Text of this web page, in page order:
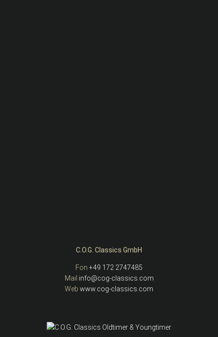
C.O.G. Classics GmbH
Fon +49 172 2747485
Mail info@cog-classics.com
Web www.cog-classics.com